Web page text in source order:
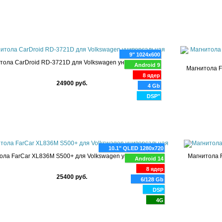
9" 1024x600
Android 9
8 ядер
4 Gb
DSP"
CarDroid RD-3721D для Volkswagen универсальная
24900 руб.
Магнитола
10.1" QLED 1280x720
Android 14
8 ядер
6/128 Gb
DSP
4G
FarCar XL836M S500+ для Volkswagen универсальная
25400 руб.
Магнитола